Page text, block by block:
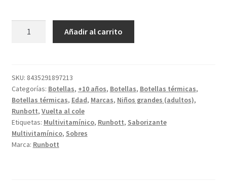
Saúco
cantidad
Añadir al carrito
SKU: 8435291897213
Categorías: Botellas, +10 años, Botellas, Botellas térmicas,
Botellas térmicas, Edad, Marcas, Niños grandes (adultos),
Runbott, Vuelta al cole
Etiquetas: Multivitamínico, Runbott, Saborizante
Multivitamínico, Sobres
Marca: Runbott